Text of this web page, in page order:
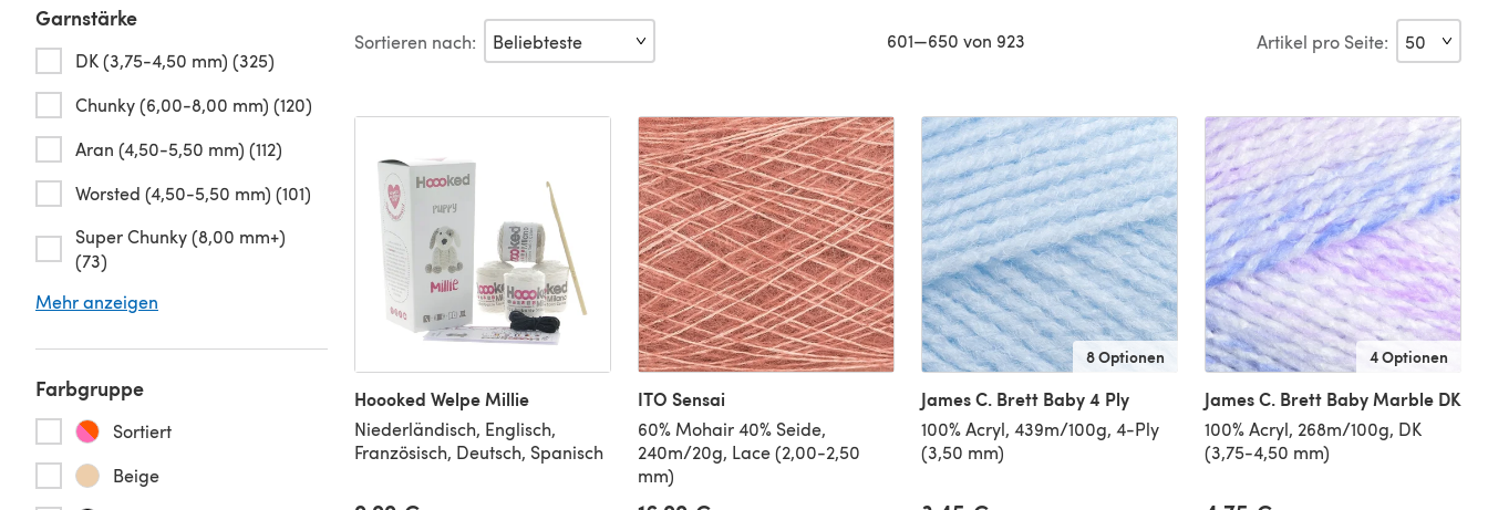
Garnstärke
DK (3,75-4,50 mm) (325)
Chunky (6,00-8,00 mm) (120)
Aran (4,50-5,50 mm) (112)
Worsted (4,50-5,50 mm) (101)
Super Chunky (8,00 mm+)
(73)
Mehr anzeigen
Farbgruppe
Sortiert
Beige
Sortieren nach: 601—650 von 923 Artikel pro Seite:
Hoooked Welpe Millie
Niederländisch, Englisch,
Französisch, Deutsch, Spanisch
ITO Sensai
60% Mohair 40% Seide,
240m/20g, Lace (2,00-2,50
mm)
8 Optionen
James C. Brett Baby 4 Ply
100% Acryl, 439m/100g, 4-Ply
(3,50 mm)
4 Optionen
James C. Brett Baby Marble DK
100% Acryl, 268m/100g, DK
(3,75-4,50 mm)